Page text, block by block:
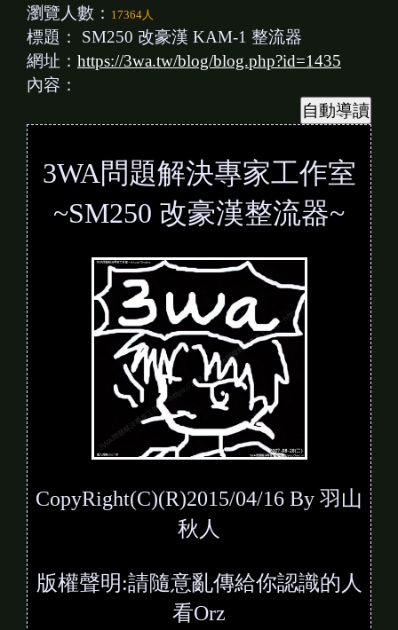
瀏覽人數： 17364人
標題： SM250 改豪漢 KAM-1 整流器
網址： https://3wa.tw/blog/blog.php?id=1435
內容：
3WA問題解決專家工作室
~SM250 改豪漢整流器~
CopyRight(C)(R)2015/04/16 By 羽山
秋人
版權聲明:請隨意亂傳給你認識的人
看Orz